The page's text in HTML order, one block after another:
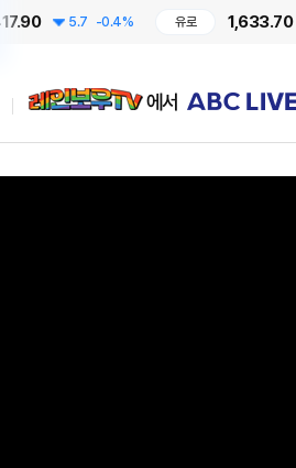
5.7 -0.4% 1,633.70 8.14
레인보우TV에서 ABC LIVE!